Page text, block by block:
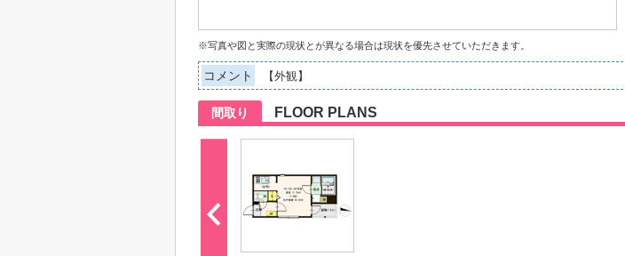
※写真や図と実際の現状とが異なる場合は現状を優先させていただきます。
コメント 【外観】
間取り FLOOR PLANS